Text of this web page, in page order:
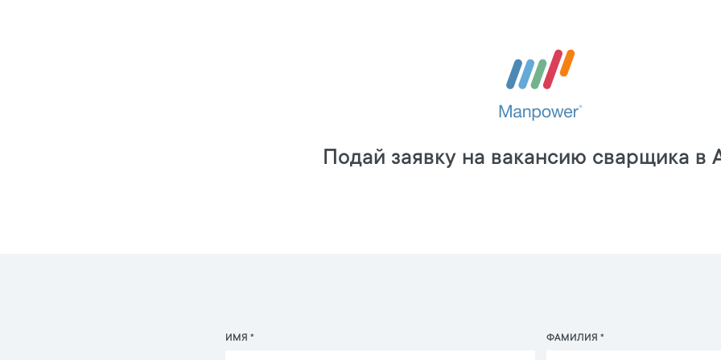
Подай заявку на вакансию сварщика в
ИМЯ * ФАМИЛИЯ *